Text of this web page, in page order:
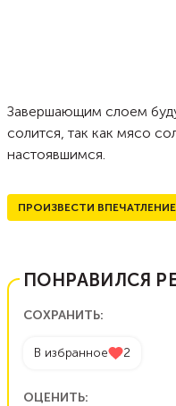
Завершающим слоем
солится, так как мясо
настоявшимся.
ПРОИЗВЕСТИ ВПЕЧАТЛЕНИЕ
ПОНРАВИЛСЯ
СОХРАНИТЬ:
В избранное 2
ОЦЕНИТЬ: